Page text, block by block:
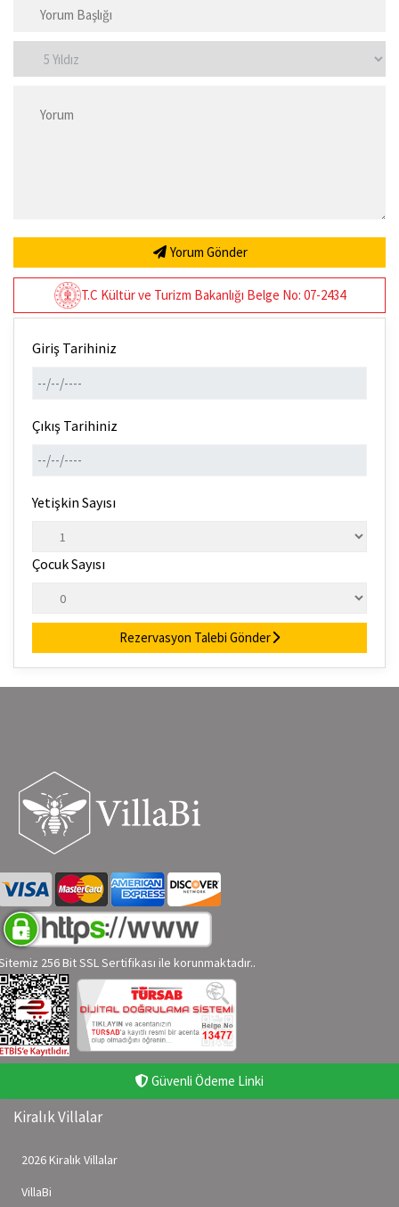
Yorum Gönder
T.C Kültür ve Turizm Bakanlığı Belge No: 07-2434
Giriş Tarihiniz
Çıkış Tarihiniz
Yetişkin Sayısı
Çocuk Sayısı
Rezervasyon Talebi Gönder
256 Bit SSL Sertifikası ile korunmaktadır..
Güvenli Ödeme Linki
Kiralık Villalar
2026 Kiralık Villalar
VillaBi